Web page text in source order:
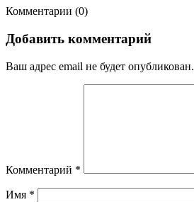
Комментарии (0)
Добавить комментарий
Ваш адрес email не будет опубликован.
Комментарий *
Имя *